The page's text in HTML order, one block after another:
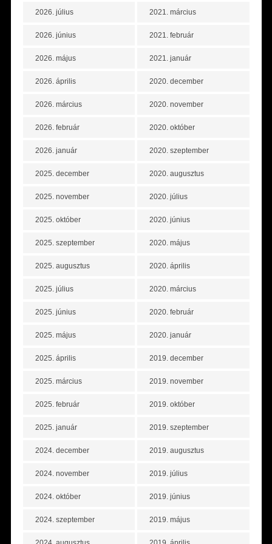
2026. július
2026. június
2026. május
2026. április
2026. március
2026. február
2026. január
2025. december
2025. november
2025. október
2025. szeptember
2025. augusztus
2025. július
2025. június
2025. május
2025. április
2025. március
2025. február
2025. január
2024. december
2024. november
2024. október
2024. szeptember
2021. március
2021. február
2021. január
2020. december
2020. november
2020. október
2020. szeptember
2020. augusztus
2020. július
2020. június
2020. május
2020. április
2020. március
2020. február
2020. január
2019. december
2019. november
2019. október
2019. szeptember
2019. augusztus
2019. július
2019. június
2019. május